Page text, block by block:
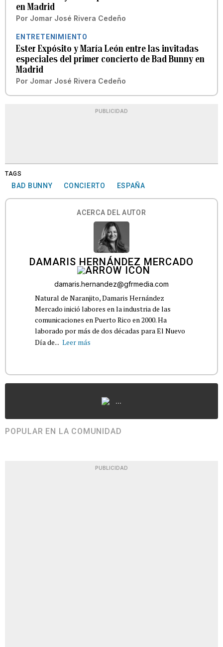
en Madrid
Por Jomar José Rivera Cedeño
ENTRETENIMIENTO
Ester Expósito y María León entre las invitadas
especiales del primer concierto de Bad Bunny en
Madrid
Por Jomar José Rivera Cedeño
PUBLICIDAD
TAGS
BAD BUNNY CONCIERTO ESPAÑA
ACERCA DEL AUTOR
DAMARIS HERNÁNDEZ MERCADO
damaris.hernandez@gfrmedia.com
Natural de Naranjito, Damaris Hernández
Mercado inició labores en la industria de las
comunicaciones en Puerto Rico en 2000. Ha
laborado por más de dos décadas para El Nuevo
Día de... Leer más
...
POPULAR EN LA COMUNIDAD
PUBLICIDAD